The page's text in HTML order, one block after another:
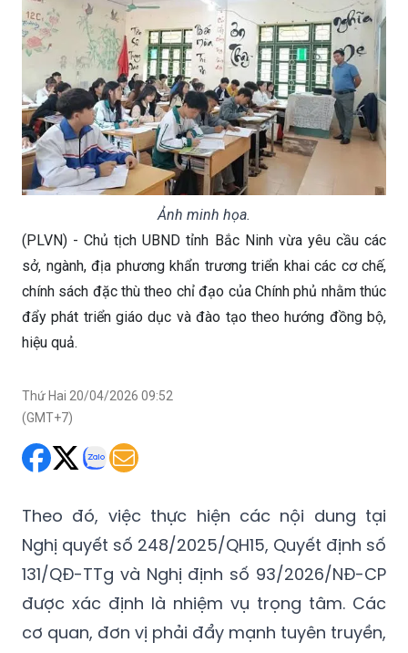
Ảnh minh họa.
(PLVN) - Chủ tịch UBND tỉnh Bắc Ninh vừa yêu cầu các
sở, ngành, địa phương khẩn trương triển khai các cơ chế,
chính sách đặc thù theo chỉ đạo của Chính phủ nhằm thúc
đẩy phát triển giáo dục và đào tạo theo hướng đồng bộ,
hiệu quả.
Thứ Hai 20/04/2026 09:52
(GMT+7)
Theo đó, việc thực hiện các nội dung tại
Nghị quyết số 248/2025/QH15, Quyết định số
131/QĐ-TTg và Nghị định số 93/2026/NĐ-CP
được xác định là nhiệm vụ trọng tâm. Các
cơ quan, đơn vị phải đẩy mạnh tuyên truyền,